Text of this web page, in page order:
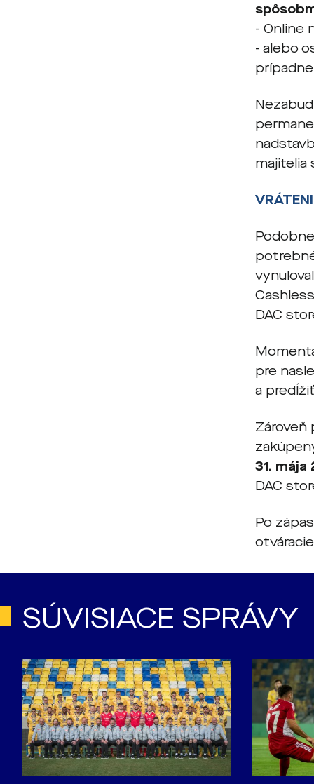
spô
- Online
- alebo
majitelia
DAC
pre
a
Zároveň
31. mája
DAC
Po
SÚVISIACE SPRÁVY